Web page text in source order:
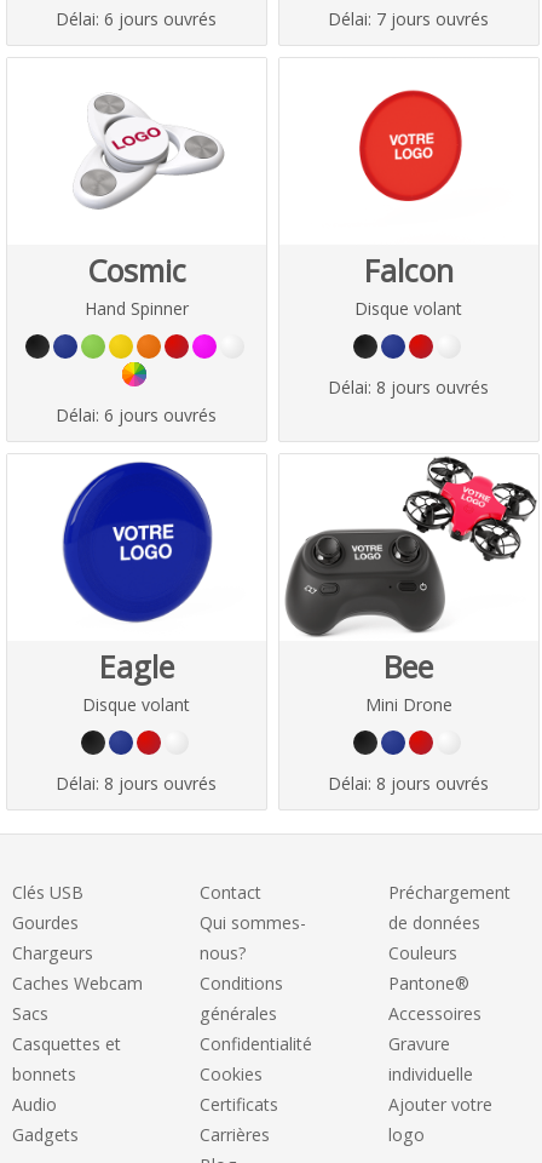
Délai: 6 jours ouvrés Délai: 7 jours ouvrés
Cosmic
Hand Spinner
Délai: 6 jours ouvrés
Falcon
Disque volant
Délai: 8 jours ouvrés
Eagle
Disque volant
Délai: 8 jours ouvrés
Bee
Mini Drone
Délai: 8 jours ouvrés
Clés USB
Gourdes
Chargeurs
Caches Webcam
Sacs
Casquettes et
bonnets
Audio
Gadgets
Contact
Qui sommes-
nous?
Conditions
générales
Confidentialité
Cookies
Certificats
Carrières
Préchargement
de données
Couleurs
Pantone®
Accessoires
Gravure
individuelle
Ajouter votre
logo